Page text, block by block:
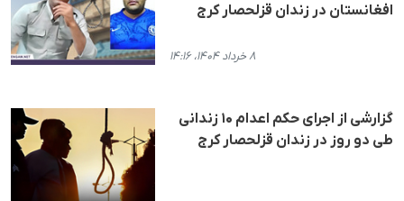
افغانستان در زندان قزلحصار کرج
۸ خرداد ۱۴۰۴، ۱۴:۱۶
گزارشی از اجرای حکم اعدام ۱۰ زندانی
طی دو روز در زندان قزلحصار کرج